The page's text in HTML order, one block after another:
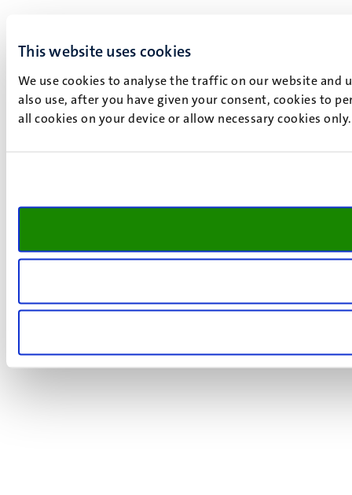
This website uses cookies
We use cookies to analyse the traffic on our website and
also use, after you have given your consent, cookies to
all cookies on your device or allow necessary cookies